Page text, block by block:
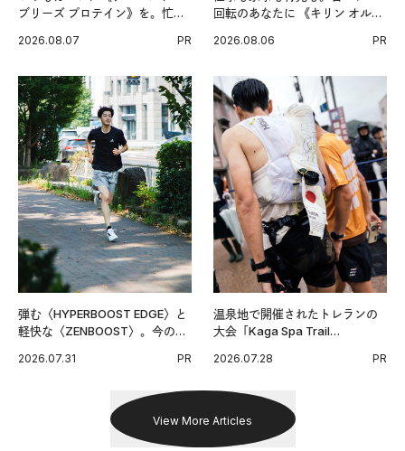
ブリーズ プロテイン》を。忙し
グ習慣。
2026.08.07 PR
回転のあなたに 《キリン オルニ
2026.08.06 PR
弾む〈HYPERBOOST EDGE〉と
軽快な〈ZENBOOST〉。今の時
出した新機軸。
2026.07.31 PR
温泉地で開催されたトレランの
大会「Kaga Spa Trail
戦を夢見るランナーたちの奮闘
2026.07.28 PR
View More Articles